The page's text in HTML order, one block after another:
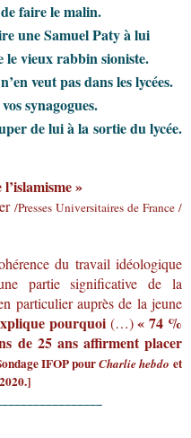
le malin.
Paty à lui
rabbin sioniste.
dans les lycées.
à la sortie du lycée.
»
/Presses Universitaires de France /
du travail idéologique
partie significative de la
particulier auprès de la jeune
pourquoi(…)« 74 %
de 25 ans affirment placer
IFOP pourCharlie hebdoet